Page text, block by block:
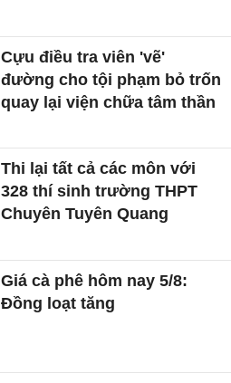
Cựu điều tra viên 'vẽ'
đường cho tội phạm bỏ trốn
quay lại viện chữa tâm thần
Thi lại tất cả các môn với
328 thí sinh trường THPT
Chuyên Tuyên Quang
Giá cà phê hôm nay 5/8:
Đồng loạt tăng